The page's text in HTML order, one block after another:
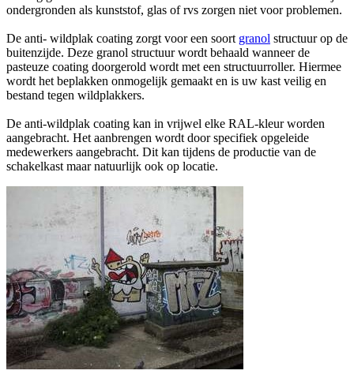
ondergronden als kunststof, glas of rvs zorgen niet voor problemen.
De anti- wildplak coating zorgt voor een soort granol structuur op de
buitenzijde. Deze granol structuur wordt behaald wanneer de
pasteuze coating doorgerold wordt met een structuurroller. Hiermee
wordt het beplakken onmogelijk gemaakt en is uw kast veilig en
bestand tegen wildplakkers.
De anti-wildplak coating kan in vrijwel elke RAL-kleur worden
aangebracht. Het aanbrengen wordt door specifiek opgeleide
medewerkers aangebracht. Dit kan tijdens de productie van de
schakelkast maar natuurlijk ook op locatie.